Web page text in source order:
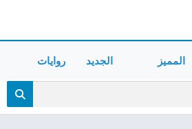
المميز الجديد روايات